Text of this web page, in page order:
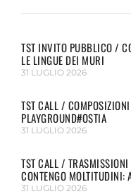
TST INVITO PUBBLICO /
LE LINGUE DEI MURI
31 LUGLIO 2026
TST CALL / COMPOSIZIONI
PLAYGROUND#OSTIA
31 LUGLIO 2026
TST CALL / TRASMISSIONI
CONTENGO MOLTITUDINI:
31 LUGLIO 2026